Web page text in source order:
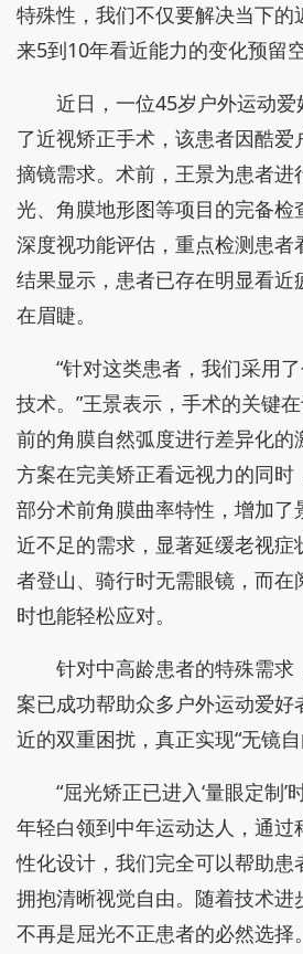
特殊性，我们不仅要解决当下的
来5到10年看近能力的变化预留
近日，一位45岁户外运动
了近视矫正手术，该患者因酷爱
摘镜需求。术前，王景为患者进
光、角膜地形图等项目的完备检
深度视功能评估，重点检测患者
结果显示，患者已存在明显看近
在眉睫。
“针对这类患者，我们采用
技术。”王景表示，手术的关键
前的角膜自然弧度进行差异化的
方案在完美矫正看远视力的同时
部分术前角膜曲率特性，增加了
近不足的需求，显著延缓老视症
者登山、骑行时无需眼镜，而在
时也能轻松应对。
针对中高龄患者的特殊需求
案已成功帮助众多户外运动爱好
近的双重困扰，真正实现“无镜自
“屈光矫正已进入‘量眼定制’
年轻白领到中年运动达人，通过
性化设计，我们完全可以帮助患
拥抱清晰视觉自由。随着技术进
不再是屈光不正患者的必然选择